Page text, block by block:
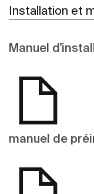
Installation et
Manuel
manuel de